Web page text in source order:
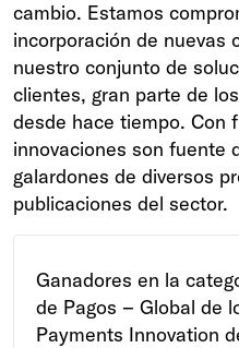
cambio. Estamos
incorporación de nuevas
nuestro conjunto de
clientes, gran parte de
desde hace tiempo. Con
innovaciones son fuente
galardones de diversos
publicaciones del sector.
Ganadores en la
de Pagos – Global de
Payments Innovation